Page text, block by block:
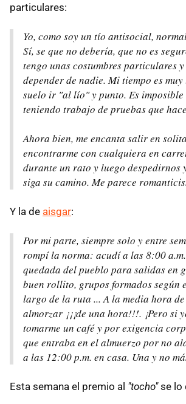
particulares:
Yo, como soy un tío antisocial,
Sí, se que no debería, que no es
tengo unas costumbres particulares y
depender de nadie. Mi tiempo es
suelo ir "al lío" y punto. Es
teniendo trabajo de pruebas que
Ahora bien, me encanta salir en
encontrarme con cualquiera en
durante un rato y luego despedirnos
siga su camino. Me parece
Y la de aisgar:
Por mi parte, siempre solo y entre
rompí la norma: acudí a las 8:00
quedada del pueblo para salidas en
buen rollito, grupos formados según
largo de la ruta ... A la media hora
almorzar ¡¡¡de una hora!!!. ¡Pero si
tomarme un café y por exigencia
que entraba en el almuerzo por no
a las 12:00 p.m. en casa. Una y no
Esta semana el premio al "tocho"se lo